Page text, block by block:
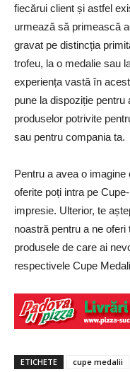
fiecărui client și astfel
urmează să primească
gravat pe distincția
trofeu, la o medalie sau
experiența vastă în
pune la dispoziție
produselor potrivite
sau pentru compania ta.
Pentru a avea o
oferite poți intra pe
impresie. Ulterior, te
noastră pentru a ne
produsele de care ai
respectivele Cupe
ETICHETE cupe medalii